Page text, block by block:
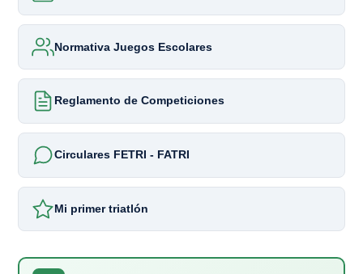
Normativa Juegos Escolares
Reglamento de Competiciones
Circulares FETRI - FATRI
Mi primer triatlón